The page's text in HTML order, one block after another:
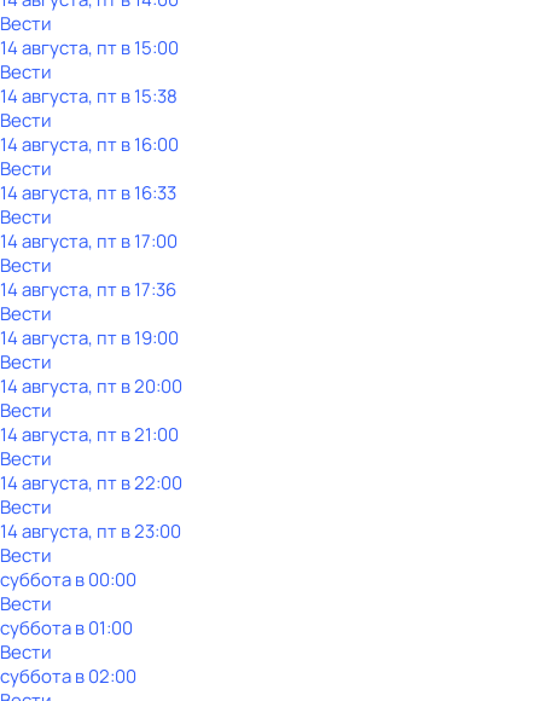
Вести
14 августа, пт в 15:00
Вести
14 августа, пт в 15:38
Вести
14 августа, пт в 16:00
Вести
14 августа, пт в 16:33
Вести
14 августа, пт в 17:00
Вести
14 августа, пт в 17:36
Вести
14 августа, пт в 19:00
Вести
14 августа, пт в 20:00
Вести
14 августа, пт в 21:00
Вести
14 августа, пт в 22:00
Вести
14 августа, пт в 23:00
Вести
субботав00:00
Вести
субботав01:00
Вести
субботав02:00